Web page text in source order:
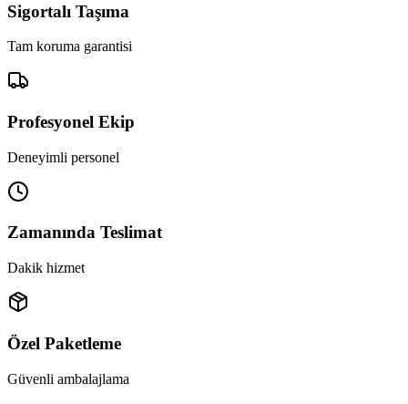
Sigortalı Taşıma
Tam koruma garantisi
Profesyonel Ekip
Deneyimli personel
Zamanında Teslimat
Dakik hizmet
Özel Paketleme
Güvenli ambalajlama